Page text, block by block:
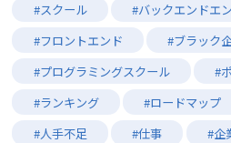
#スクール
#バックエンドエ
#フロントエンド
#ブラック
#プログラミングスクール
#
#ランキング
#ロードマップ
#人手不足
#仕事 #企